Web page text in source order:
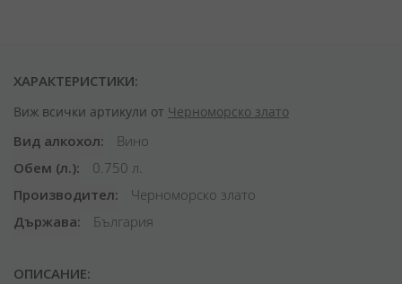
ХАРАКТЕРИСТИКИ:
Виж всички артикули от Черноморско злато
Вид алкохол
Вино
Обем (л.)
0.750 л.
Производител
Черноморско злато
Държава
България
ОПИСАНИЕ: